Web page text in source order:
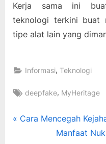
Kerja sama ini
teknologi terkini buat
tipe alat lain yang
Informasi,Teknologi
Tags:
deepfake, MyHeritage
Post
P
Cara Mencegah
N
Manfaat